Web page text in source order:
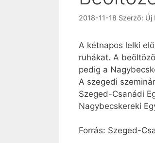
2018-11-18 Szerző: Új
A kétnapos lelki
ruhákat. A
pedig a
A szegedi
Szeged-Csanádi
Nagybecskereki
Forrás: Szeged-